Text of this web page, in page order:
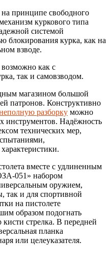
принципе свободного
куркового типа
системой
блокирования курка, как на
взводе.
как с
так и самовзводом.
магазином большой
патронов. Конструктивно
разборку можно
инструментов. Надёжность
технических мер,
вместе с удлиненным
051» набором
оружием,
так и для спортивной
на пистолете
образом подогнать
стрелка. В передней
планка
или целеуказателя.